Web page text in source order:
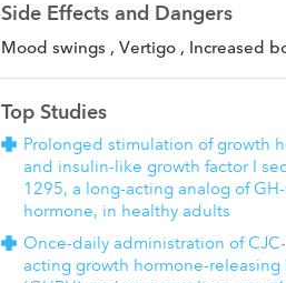
Side Effects and Dangers
Mood swings , Vertigo , Increased
Top Studies
Prolonged stimulation of growth
and insulin-like growth factor I
1295, a long-acting analog of
hormone, in healthy adults
Once-daily administration of
acting growth hormone-releasing